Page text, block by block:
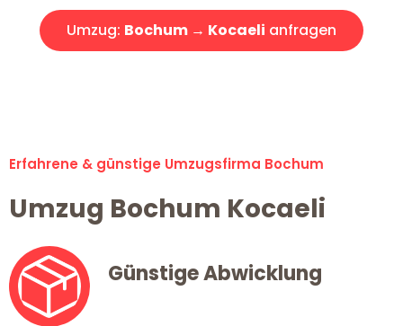
Umzug: Bochum → Kocaeli anfragen
Erfahrene & günstige Umzugsfirma Bochum
Umzug Bochum Kocaeli
Günstige Abwicklung